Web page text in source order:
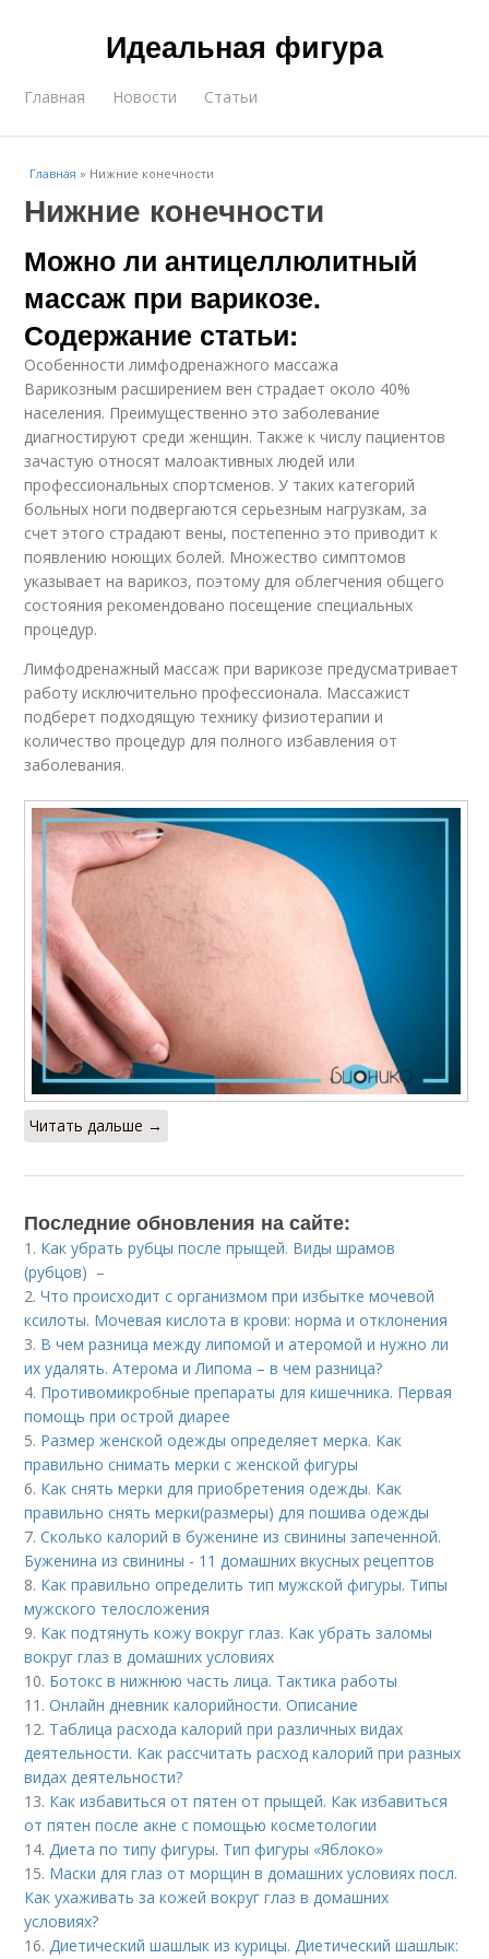
Идеальная фигура
Главная Новости Статьи
Главная » Нижние конечности
Нижние конечности
Можно ли антицеллюлитный
массаж при варикозе.
Содержание статьи:
Особенности лимфодренажного массажа
Варикозным расширением вен страдает около 40%
населения. Преимущественно это заболевание
диагностируют среди женщин. Также к числу пациентов
зачастую относят малоактивных людей или
профессиональных спортсменов. У таких категорий
больных ноги подвергаются серьезным нагрузкам, за
счет этого страдают вены, постепенно это приводит к
появлению ноющих болей. Множество симптомов
указывает на варикоз, поэтому для облегчения общего
состояния рекомендовано посещение специальных
процедур.
Лимфодренажный массаж при варикозе предусматривает
работу исключительно профессионала. Массажист
подберет подходящую технику физиотерапии и
количество процедур для полного избавления от
заболевания.
Читать дальше →
Последние обновления на сайте:
1. Как убрать рубцы после прыщей. Виды шрамов
(рубцов) –
2.Что происходит с организмом при избытке мочевой
ксилоты. Мочевая кислота в крови: норма и отклонения
3. В чем разница между липомой и атеромой и нужно ли
их удалять. Атерома и Липома – в чем разница?
4. Противомикробные препараты для кишечника. Первая
помощь при острой диарее
5. Размер женской одежды определяет мерка. Как
правильно снимать мерки с женской фигуры
6. Как снять мерки для приобретения одежды. Как
правильно снять мерки(размеры) для пошива одежды
7.Сколько калорий в буженине из свинины запеченной.
Буженина из свинины - 11 домашних вкусных рецептов
8. Как правильно определить тип мужской фигуры. Типы
мужского телосложения
9. Как подтянуть кожу вокруг глаз. Как убрать заломы
вокруг глаз в домашних условиях
10. Ботокс в нижнюю часть лица. Тактика работы
11.Онлайн дневник калорийности. Описание
12. Таблица расхода калорий при различных видах
деятельности. Как рассчитать расход калорий при разных
видах деятельности?
13. Как избавиться от пятен от прыщей. Как избавиться
от пятен после акне с помощью косметологии
14. Диета по типу фигуры. Тип фигуры «Яблоко»
15. Маски для глаз от морщин в домашних условиях посл.
Как ухаживать за кожей вокруг глаз в домашних
условиях?
16. Диетический шашлык из курицы. Диетический шашлык: